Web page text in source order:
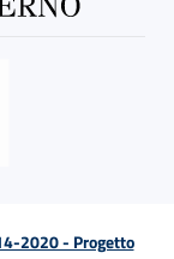
2020 - Progetto